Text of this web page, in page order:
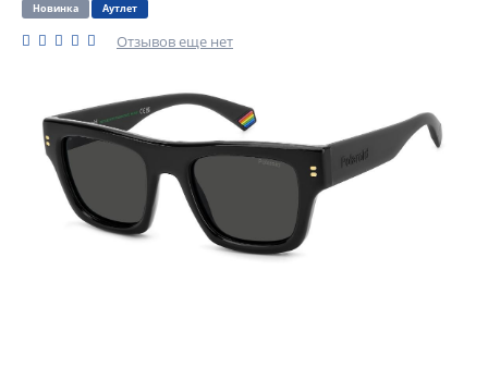
Новинка Аутлет
Отзывов еще нет